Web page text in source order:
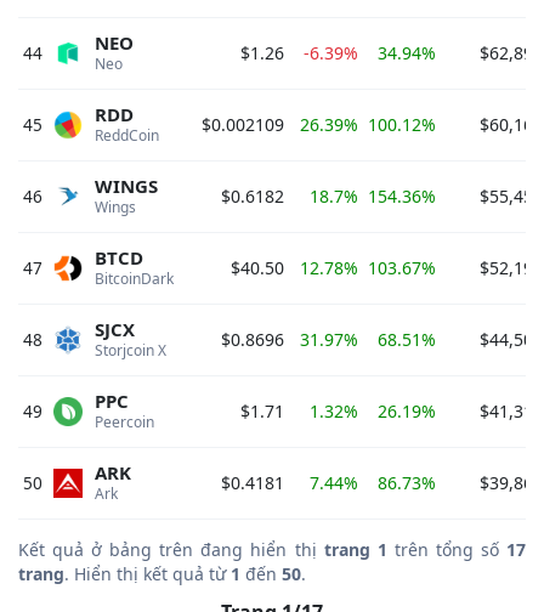
44 Neo
NEO $1.26 -6.39% 34.94%
45 ReddCoin
RDD $0.002109 26.39% 100.12%
46 Wings
WINGS $0.6182 18.7% 154.36%
47 BitcoinDark
BTCD $40.50 12.78% 103.67%
48 Storjcoin X
SJCX $0.8696 31.97% 68.51%
49 Peercoin
PPC $1.71 1.32% 26.19%
50 Ark
ARK $0.4181 7.44% 86.73%
Kết quả ở bảng trên đang hiển thị trang 1 trên tổng số 17
trang. Hiển thị kết quả từ 1 đến 50.